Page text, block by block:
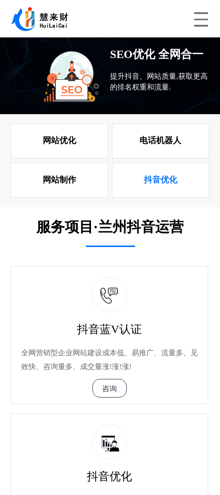
SEO优化 全网合一
提升抖音、网站质量,获取更高
的排名权重和流量.
网站优化 电话机器人
网站制作 抖音优化
服务项目·兰州抖音运营
抖音蓝V认证
全网营销型企业网站建设成本低、易推广、流量多、见
效快、咨询量多、成交量涨!涨!涨!
咨询
抖音优化